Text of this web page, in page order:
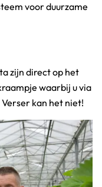
voor duurzame
zijn direct op het
waarbij u via
kan het niet!